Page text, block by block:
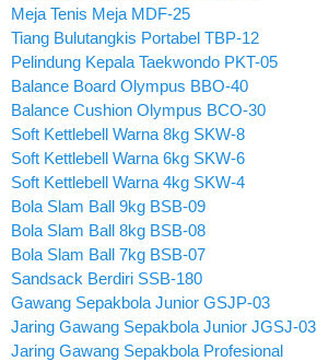
Meja Tenis Meja MDF-25
Tiang Bulutangkis Portabel TBP-12
Pelindung Kepala Taekwondo PKT-05
Balance Board Olympus BBO-40
Balance Cushion Olympus BCO-30
Soft Kettlebell Warna 8kg SKW-8
Soft Kettlebell Warna 6kg SKW-6
Soft Kettlebell Warna 4kg SKW-4
Bola Slam Ball 9kg BSB-09
Bola Slam Ball 8kg BSB-08
Bola Slam Ball 7kg BSB-07
Sandsack Berdiri SSB-180
Gawang Sepakbola Junior GSJP-03
Jaring Gawang Sepakbola Junior JGSJ-03
Jaring Gawang Sepakbola Profesional